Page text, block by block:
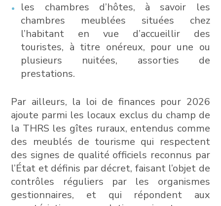
les chambres d’hôtes, à savoir les
chambres meublées situées chez
l’habitant en vue d’accueillir des
touristes, à titre onéreux, pour une ou
plusieurs nuitées, assorties de
prestations.
Par ailleurs, la loi de finances pour 2026
ajoute parmi les locaux exclus du champ de
la THRS les gîtes ruraux, entendus comme
des meublés de tourisme qui respectent
des signes de qualité officiels reconnus par
l’État et définis par décret, faisant l’objet de
contrôles réguliers par les organismes
gestionnaires, et qui répondent aux